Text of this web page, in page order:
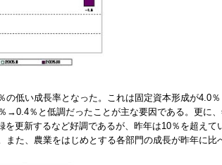
の低い成長率となった。これは固定資本形成が
％と低調だったことが主な要因である。更に
を更新するなど好調であるが、昨年は10％を超え
た、農業をはじめとする各部門の成長が昨年に比